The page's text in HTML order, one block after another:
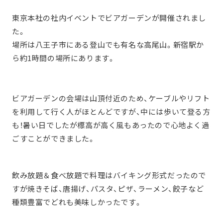
東京本社の社内イベントでビアガーデンが開催されまし
た。
場所は八王子市にある登山でも有名な高尾山。新宿駅か
ら約1時間の場所にあります。
ビアガーデンの会場は山頂付近のため、ケーブルやリフト
を利用して行く人がほとんどですが、中には歩いて登る方
も！暑い日でしたが標高が高く風もあったので心地よく過
ごすことができました。
飲み放題＆食べ放題で料理はバイキング形式だったので
すが焼きそば、唐揚げ、パスタ、ピザ、ラーメン、餃子など
種類豊富でどれも美味しかったです。